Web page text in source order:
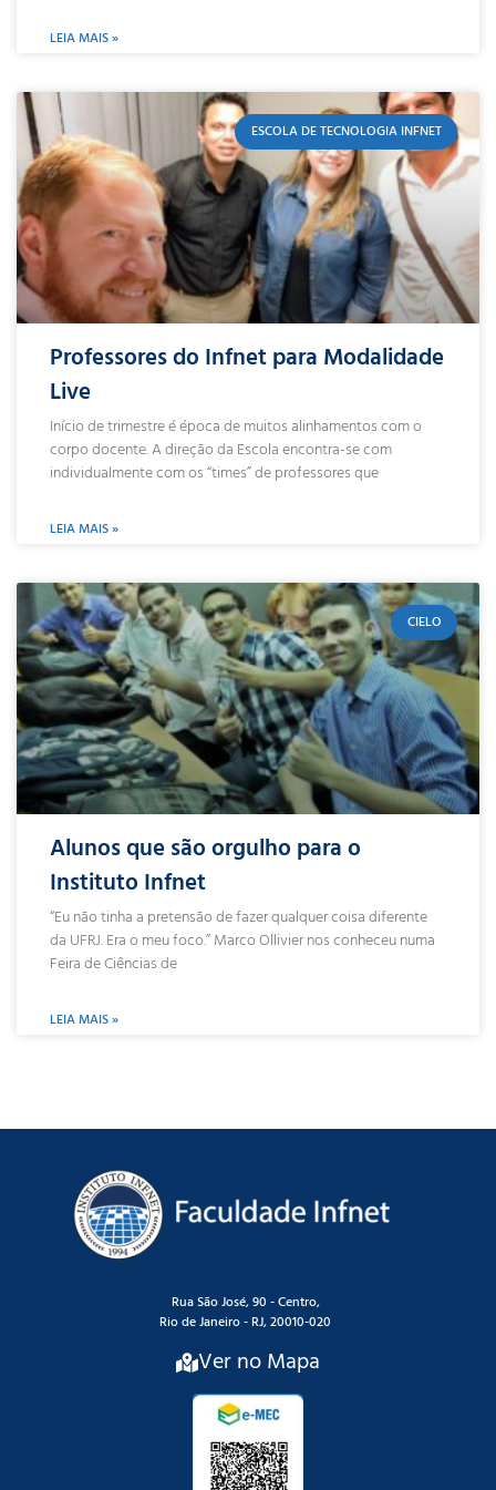
LEIA MAIS »
ESCOLA DE TECNOLOGIA INFNET
Professores do Infnet para Modalidade
Live
Início de trimestre é época de muitos alinhamentos com o
corpo docente. A direção da Escola encontra-se com
individualmente com os “times” de professores que
LEIA MAIS »
CIELO
Alunos que são orgulho para o
Instituto Infnet
“Eu não tinha a pretensão de fazer qualquer coisa diferente
da UFRJ. Era o meu foco.” Marco Ollivier nos conheceu numa
Feira de Ciências de
LEIA MAIS »
Rua São José, 90 - Centro,
Rio de Janeiro - RJ, 20010-020
Ver no Mapa